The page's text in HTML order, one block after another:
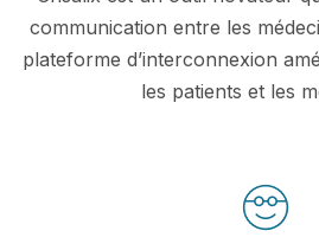
communication entre les
plateforme d’interconnexion
les patients et les